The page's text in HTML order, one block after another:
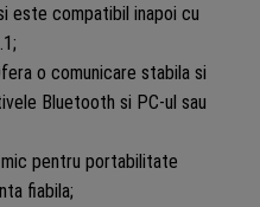
este compatibil inapoi cu
o comunicare stabila si
Bluetooth si PC-ul sau
mic pentru portabilitate
fiabila;